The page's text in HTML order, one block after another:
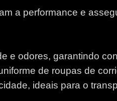
a performance e
e odores, garantindo
de roupas de
ideais para o